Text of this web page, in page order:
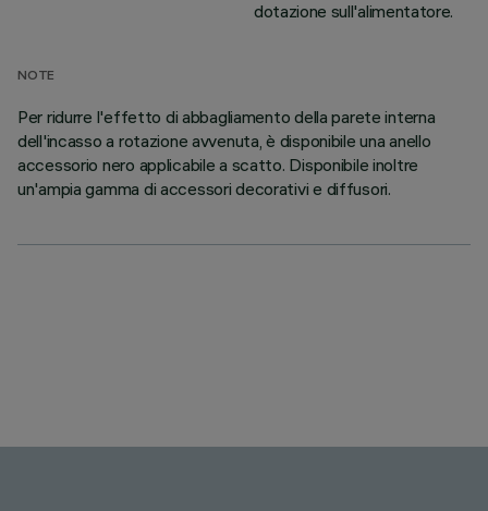
dotazione sull'alimentatore.
NOTE
Per ridurre l'effetto di abbagliamento della parete interna
dell'incasso a rotazione avvenuta, è disponibile una anello
accessorio nero applicabile a scatto. Disponibile inoltre
un'ampia gamma di accessori decorativi e diffusori.